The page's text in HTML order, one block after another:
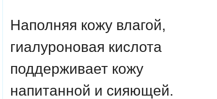
Наполняя кожу влагой,
гиалуроновая кислота
поддерживает кожу
напитанной и сияющей.